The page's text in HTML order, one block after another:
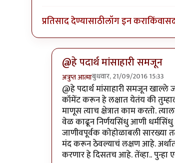
प्रतिसाद देण्यासाठीलॉग इन कराकिंवा
@हे पदार्थ मांसाहारी समजून
अत्रुप्त आत्माबुधवार, 21/09/2016 15:33
In reply toशाकाहारी पदार्थ असले..
@हे पदार्थ मांसाहारी समजून
कॉमेंट करून हे लक्षात येतंय की
माणूस त्याच क्षेत्रात काम करतो.
वेळ काढून निर्णयसिंधु आणी धर्मसिंधु
जाणीवपूर्वक कोहोळाबली सारख्या
मंद करून ठेवल्याचं लक्षण आहे. अर्थात
करणार हे दिसतच आहे. तेंव्हा.. पुन्हा